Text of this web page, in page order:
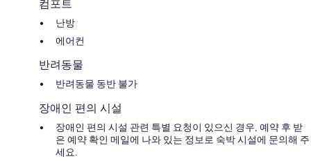
컴포트
난방
에어컨
반려동물
반려동물 동반 불가
장애인 편의 시설
장애인 편의 시설 관련 특별 요청이 있으신 경우, 예약 후 받
은 예약 확인 메일에 나와 있는 정보로 숙박 시설에 문의해 주
세요.